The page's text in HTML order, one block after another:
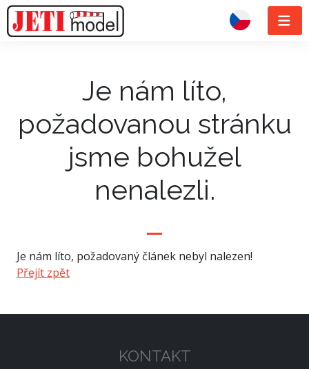
Je nám líto,
požadovanou stránku
jsme bohužel
nenalezli.
Je nám líto, požadovaný článek nebyl nalezen!
Přejít zpět
KONTAKT